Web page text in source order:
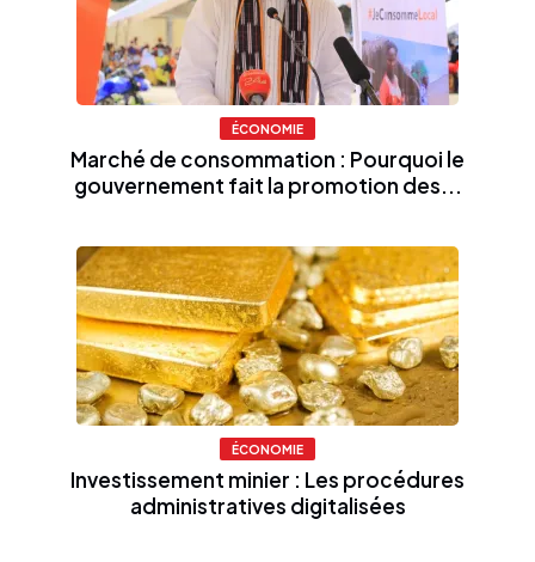
ÉCONOMIE
Marché de consommation : Pourquoi le
gouvernement fait la promotion des...
ÉCONOMIE
Investissement minier : Les procédures
administratives digitalisées